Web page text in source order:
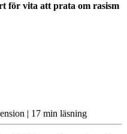
för vita att prata om rasism
| 17 min läsning